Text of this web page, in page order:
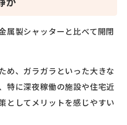
属製シャッターと比べて開閉
め、ガラガラといった大きな
特に深夜稼働の施設や住宅近
としてメリットを感じやすい